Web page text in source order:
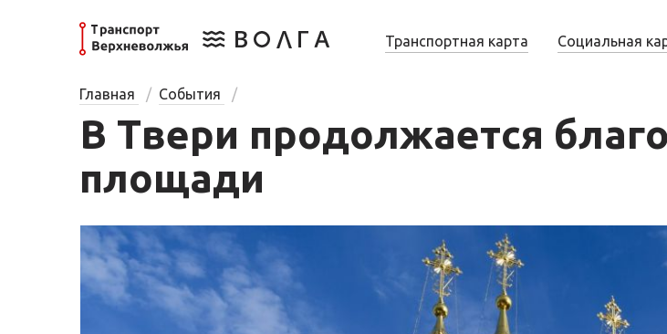
Транспортная карта Социальная
Главная События
В Твери продолжается
площади